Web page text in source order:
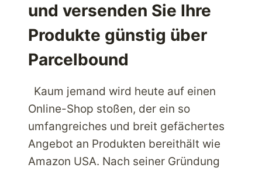
und versenden Sie Ihre
Produkte günstig über
Parcelbound
Kaum jemand wird heute auf einen
Online-Shop stoßen, der ein so
umfangreiches und breit gefächertes
Angebot an Produkten bereithält wie
Amazon USA. Nach seiner Gründung